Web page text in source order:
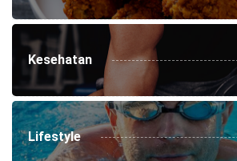
Kesehatan
Lifestyle